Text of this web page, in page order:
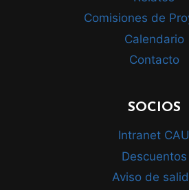
Comisiones de
Calendario
Contacto
SOCIOS
Intranet CAU
Descuentos
Aviso de